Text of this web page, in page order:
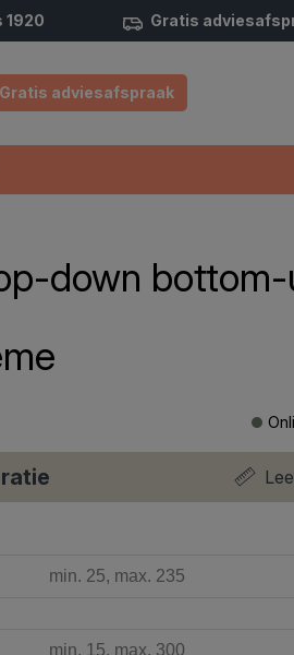
1920 Gratis
Gratis adviesafspraak
down